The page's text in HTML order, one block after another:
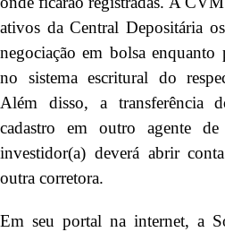
ativos da Central Depositária
negociação em bolsa enquanto
no sistema escritural do
Além disso, a transferência
cadastro em outro agente
investidor(a) deverá abrir
outra corretora.
Em seu portal na internet, a